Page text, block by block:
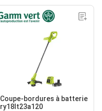
Coupe-bordures à batterie
ry18lt23a120